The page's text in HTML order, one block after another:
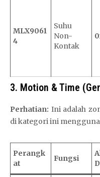
MLX9061
4
Suhu
Non-
Kontak
3. Motion & Time
Perhatian: Ini adalah
di kategori ini
Perangk
at
Fungsi